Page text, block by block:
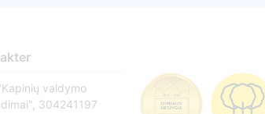
valdymo
304241197